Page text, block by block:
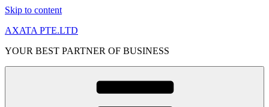
Skip to content
AXATA PTE.LTD
YOUR BEST PARTNER OF BUSINESS